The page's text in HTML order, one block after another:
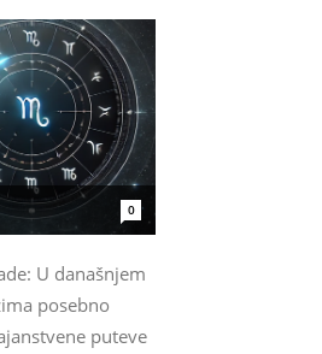
0
U današnjem
posebno
puteve